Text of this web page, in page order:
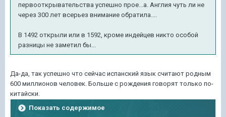
первооткрывательства успешно прое...а. Англия чуть ли не
через 300 лет всерьез внимание обратила....
В 1492 открыли или в 1592, кроме индейцев никто особой
разницы не заметил бы...
Да-да, так успешно что сейчас испанский язык считают родным
600 миллионов человек. Больше с рождения говорят только по-
китайски.
Показать содержимое